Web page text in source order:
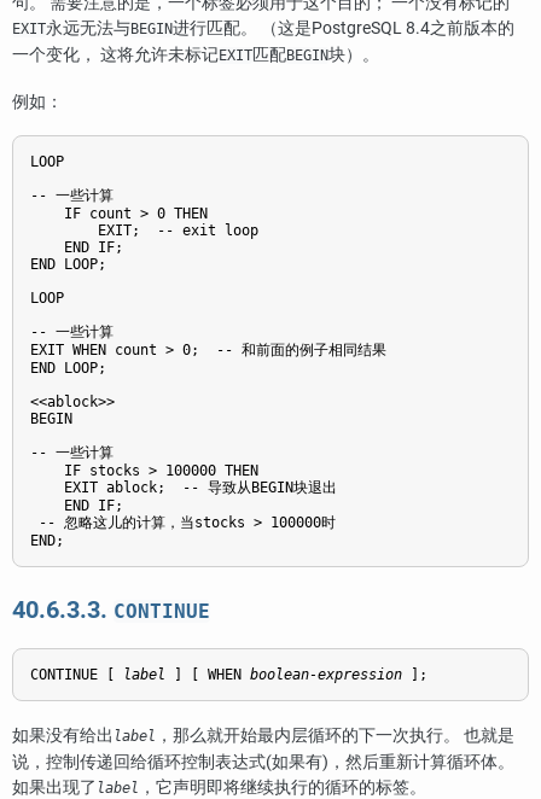
EXIT永远无法与BEGIN进行匹配。 （这是PostgreSQL8.4之前版本的
一个变化， 这将允许未标记EXIT匹配BEGIN块）。
例如：
LOOP
-- 一些计算
    IF count > 0 THEN
        EXIT;  -- exit loop
    END IF;
END LOOP;
LOOP
-- 一些计算
EXIT WHEN count > 0;  -- 和前面的例子相同结果
END LOOP;
<<ablock>>
BEGIN
-- 一些计算
    IF stocks > 100000 THEN
    EXIT ablock;  -- 导致从BEGIN块退出
    END IF;
-- 忽略这儿的计算，当stocks > 100000时
END;
40.6.3.3. CONTINUE
CONTINUE [ label WHEN boolean-expression ];
如果没有给出 label ，那么就开始最内层循环的下一次执行。 也就是
说，控制传递回给循环控制表达式(如果有)，然后重新计算循环体。
如果出现了 label ，它声明即将继续执行的循环的标签。